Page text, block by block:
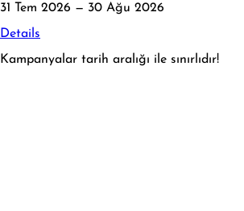
31 Tem 2026 — 30 Ağu 2026
Details
Kampanyalar tarih aralığı ile sınırlıdır!